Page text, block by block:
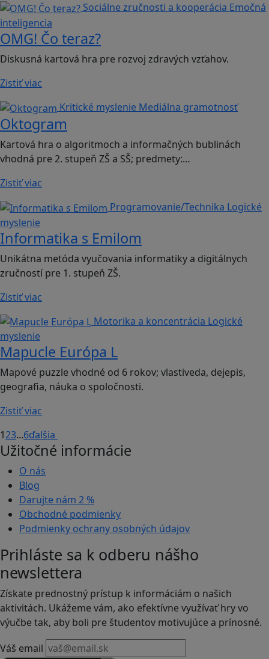
Sociálne zručnosti a kooperácia Emočná
inteligencia
OMG! Čo teraz?
Diskusná kartová hra pre rozvoj zdravých vzťahov.
Zistiť viac
Kritické myslenie Mediálna gramotnosť
Oktogram
Kartová hra o algoritmoch a informačných bublinách
vhodná pre 2. stupeň ZŠ a SŠ; predmety:…
Zistiť viac
Programovanie/Technika Logické
myslenie
Informatika s Emilom
Unikátna metóda vyučovania informatiky a digitálnych
zručností pre 1. stupeň ZŠ.
Zistiť viac
Motorika a koncentrácia Logické
myslenie
Mapucle Európa L
Mapové puzzle vhodné od 6 rokov; vlastiveda, dejepis,
geografia, náuka o spoločnosti.
Zistiť viac
123...6ďalšia
Užitočné informácie
O nás
Blog
Darujte nám 2 %
Obchodné podmienky
Podmienky ochrany osobných údajov
Prihláste sa k odberu nášho
newslettera
Získate prednostný prístup k informáciám o našich
aktivitách. Ukážeme vám, ako efektívne využívať hry vo
výučbe tak, aby boli pre študentov motivujúce a prínosné.
Váš email